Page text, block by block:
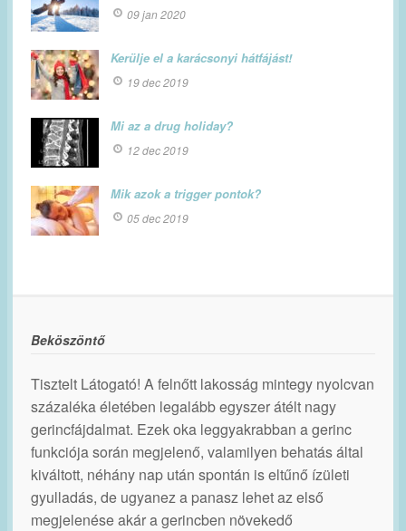
09 jan 2020
Kerülje el a karácsonyi hátfájást!
19 dec 2019
Mi az a drug holiday?
12 dec 2019
Mik azok a trigger pontok?
05 dec 2019
Beköszöntő
Tisztelt Látogató! A felnőtt lakosság mintegy nyolcvan
százaléka életében legalább egyszer átélt nagy
gerincfájdalmat. Ezek oka leggyakrabban a gerinc
funkciója során megjelenő, valamilyen behatás által
kiváltott, néhány nap után spontán is eltűnő ízületi
gyulladás, de ugyanez a panasz lehet az első
megjelenése akár a gerincben növekedő